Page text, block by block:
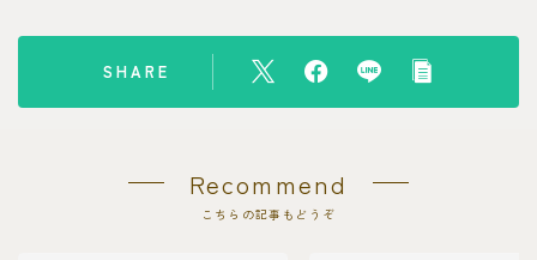
SHARE
Recommend
こちらの記事もどうぞ